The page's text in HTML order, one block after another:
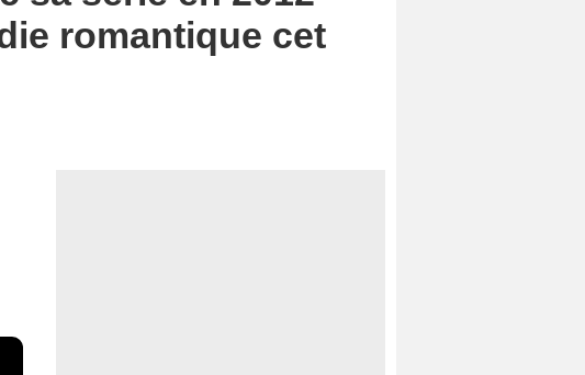
romantique cet